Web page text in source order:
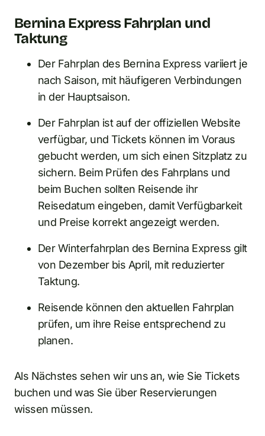
Bernina Express Fahrplan und
Taktung
Der Fahrplan des Bernina Express variiert je
nach Saison, mit häufigeren Verbindungen
in der Hauptsaison.
Der Fahrplan ist auf der offiziellen Website
verfügbar, und Tickets können im Voraus
gebucht werden, um sich einen Sitzplatz zu
sichern. Beim Prüfen des Fahrplans und
beim Buchen sollten Reisende ihr
Reisedatum eingeben, damit Verfügbarkeit
und Preise korrekt angezeigt werden.
Der Winterfahrplan des Bernina Express gilt
von Dezember bis April, mit reduzierter
Taktung.
Reisende können den aktuellen Fahrplan
prüfen, um ihre Reise entsprechend zu
planen.
Als Nächstes sehen wir uns an, wie Sie Tickets
buchen und was Sie über Reservierungen
wissen müssen.